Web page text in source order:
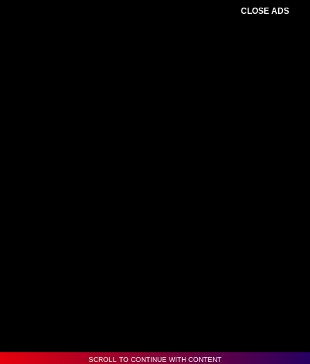
CLOSE ADS
SCROLL TO CONTINUE WITH CONTENT